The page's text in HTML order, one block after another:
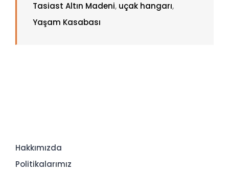
Tasiast Altın Madeni, uçak hangarı,
Yaşam Kasabası
Hakkımızda
Politikalarımız